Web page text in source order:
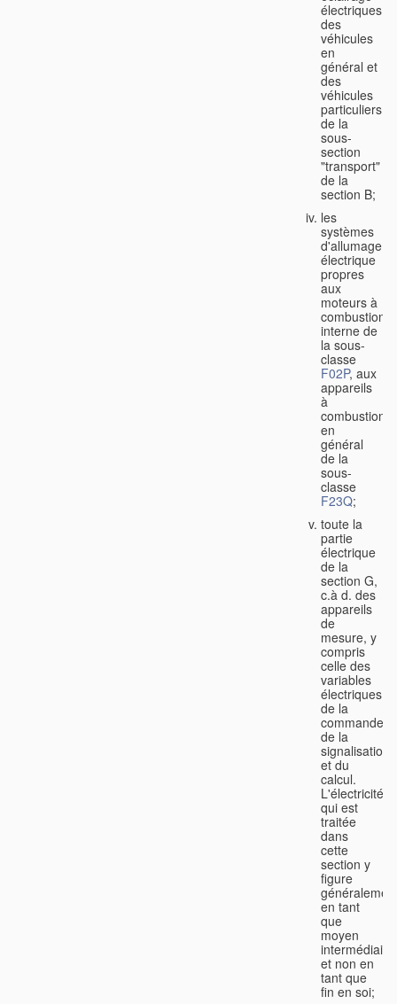
électriques
des
véhicules
en
général et
des
véhicules
particuliers
de la
sous-
section
"transport"
de la
section B;
les
systèmes
d'allumage
électrique
propres
aux
moteurs à
combustion
interne de
la sous-
classe
F02P, aux
appareils
à
combustion
en
général
de la
sous-
classe
F23Q;
toute la
partie
électrique
de la
section G,
c.à d. des
appareils
de
mesure, y
compris
celle des
variables
électriques,
de la
commande,
de la
signalisation
et du
calcul.
L'électricité
qui est
traitée
dans
cette
section y
figure
en tant
que
moyen
intermédiaire
et non en
tant que
fin en soi;